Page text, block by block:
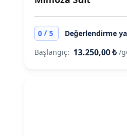
0 / 5 Değerlendirme
Başlangıç: 13.250,00 ₺ /